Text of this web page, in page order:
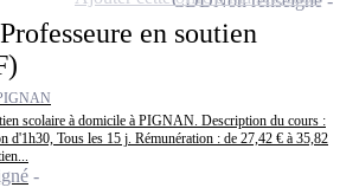
en soutien
scolaire à domicile à PIGNAN. Description du cours :
d'1h30, Tous les 15 j. Rémunération : de 27,42 € à 35,82